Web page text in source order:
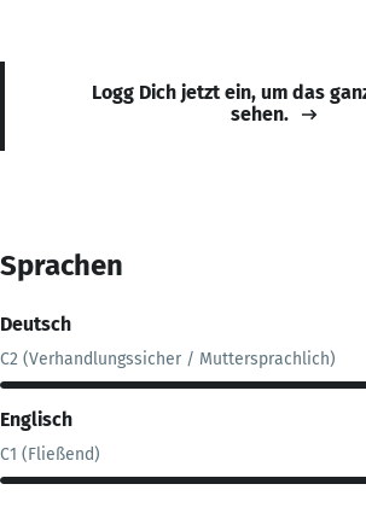
Logg Dich jetzt ein, um das
sehen.
Sprachen
Deutsch
C2 (Verhandlungssicher / Muttersprachlich)
Englisch
C1 (Fließend)